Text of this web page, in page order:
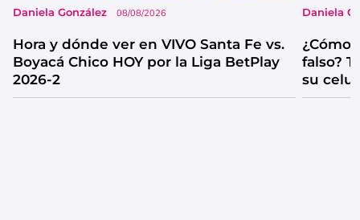
Daniela González 08/08/2026
Hora y dónde ver en VIVO Santa Fe vs.
Boyacá Chico HOY por la Liga BetPlay
2026-2
Daniela
¿Cómo
falso?
su